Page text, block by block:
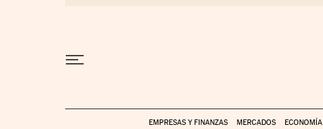
EMPRESAS Y FINANZAS MERCADOS ECONOMÍA